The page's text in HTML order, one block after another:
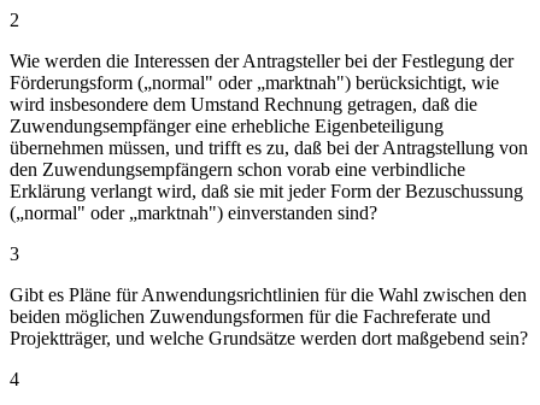
2
Wie werden die Interessen der Antragsteller bei der Festlegung der
Förderungsform („normal" oder „marktnah") berücksichtigt, wie
wird insbesondere dem Umstand Rechnung getragen, daß die
Zuwendungsempfänger eine erhebliche Eigenbeteiligung
übernehmen müssen, und trifft es zu, daß bei der Antragstellung von
den Zuwendungsempfängern schon vorab eine verbindliche
Erklärung verlangt wird, daß sie mit jeder Form der Bezuschussung
(„normal" oder „marktnah") einverstanden sind?
3
Gibt es Pläne für Anwendungsrichtlinien für die Wahl zwischen den
beiden möglichen Zuwendungsformen für die Fachreferate und
Projektträger, und welche Grundsätze werden dort maßgebend sein?
4